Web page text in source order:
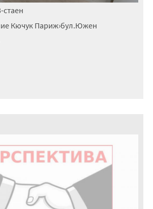
стаен
Кючук Париж›бул.Южен